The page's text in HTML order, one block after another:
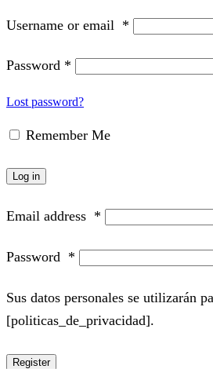
Username or email *
Password *
Lost password?
Remember Me
Log in
Email address *
Password *
Sus datos personales se utilizarán
[politicas_de_privacidad].
Register